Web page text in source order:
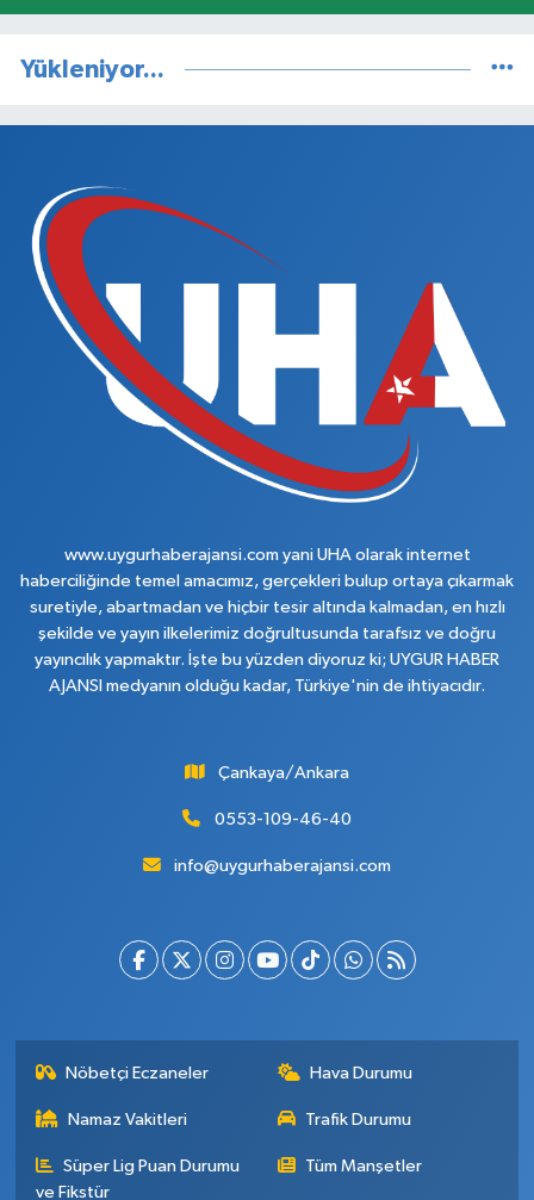
Yükleniyor...
www.uygurhaberajansi.com yani UHA olarak internet
haberciliğinde temel amacımız, gerçekleri bulup ortaya çıkarmak
suretiyle, abartmadan ve hiçbir tesir altında kalmadan, en hızlı
şekilde ve yayın ilkelerimiz doğrultusunda tarafsız ve doğru
yayıncılık yapmaktır. İşte bu yüzden diyoruz ki; UYGUR HABER
AJANSI medyanın olduğu kadar, Türkiye'nin de ihtiyacıdır.
Çankaya/Ankara
0553-109-46-40
info@uygurhaberajansi.com
Nöbetçi Eczaneler Hava Durumu
Namaz Vakitleri Trafik Durumu
Süper Lig Puan Durumu
ve Fikstür
Tüm Manşetler